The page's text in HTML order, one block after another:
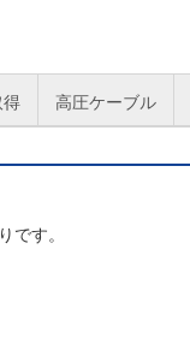
得 高圧ケーブル
です。